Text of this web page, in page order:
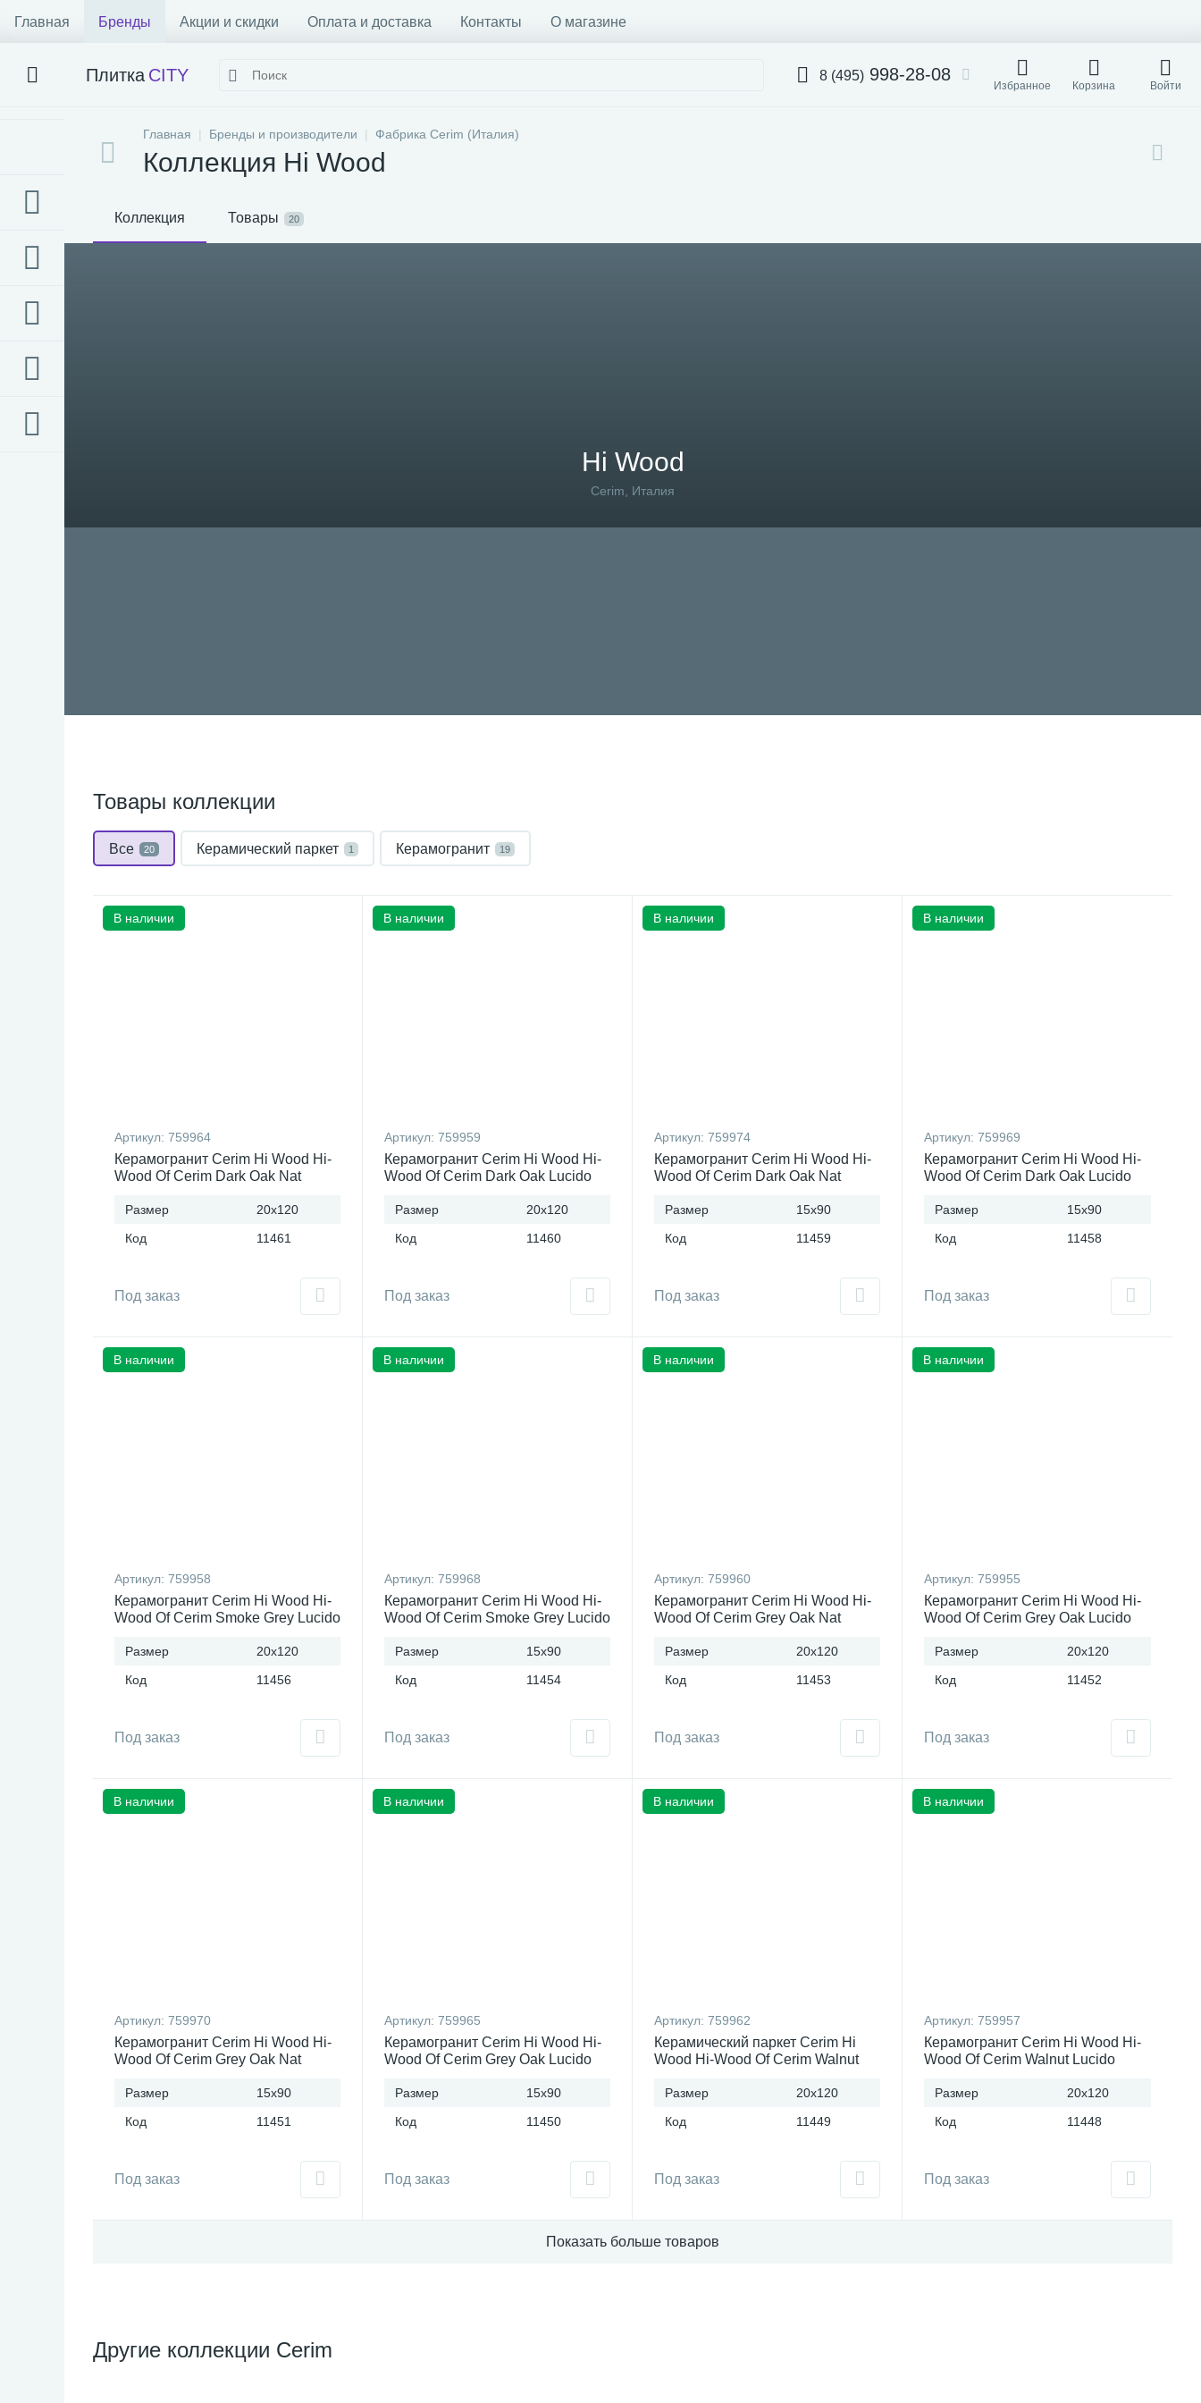
Главная Бренды Акции и скидки Оплата и доставка Контакты О магазине
Плитка CITY 8 (495) 998-28-08
Избранное Корзина Войти
Главная Бренды и производители Фабрика Cerim (Италия)
Коллекция Hi Wood
Коллекция Товары 20
Hi Wood
Cerim, Италия
Товары коллекции
Все 20 Керамический паркет 1 Керамогранит 19
В наличии
Артикул: 759964
Керамогранит Cerim Hi Wood Hi-
Wood Of Cerim Dark Oak Nat
Размер
20x120
Код
11461
Под заказ
В наличии
Артикул: 759959
Керамогранит Cerim Hi Wood Hi-
Wood Of Cerim Dark Oak Lucido
Размер
20x120
Код
11460
Под заказ
В наличии
Артикул: 759974
Керамогранит Cerim Hi Wood Hi-
Wood Of Cerim Dark Oak Nat
Размер
15x90
Код
11459
Под заказ
В наличии
Артикул: 759969
Керамогранит Cerim Hi Wood Hi-
Wood Of Cerim Dark Oak Lucido
Размер
15x90
Код
11458
Под заказ
В наличии
Артикул: 759958
Керамогранит Cerim Hi Wood Hi-
Wood Of Cerim Smoke Grey Lucido
Размер
20x120
Код
11456
Под заказ
В наличии
Артикул: 759968
Керамогранит Cerim Hi Wood Hi-
Wood Of Cerim Smoke Grey Lucido
Размер
15x90
Код
11454
Под заказ
В наличии
Артикул: 759960
Керамогранит Cerim Hi Wood Hi-
Wood Of Cerim Grey Oak Nat
Размер
20x120
Код
11453
Под заказ
В наличии
Артикул: 759955
Керамогранит Cerim Hi Wood Hi-
Wood Of Cerim Grey Oak Lucido
Размер
20x120
Код
11452
Под заказ
В наличии
Артикул: 759970
Керамогранит Cerim Hi Wood Hi-
Wood Of Cerim Grey Oak Nat
Размер
15x90
Код
11451
Под заказ
В наличии
Артикул: 759965
Керамогранит Cerim Hi Wood Hi-
Wood Of Cerim Grey Oak Lucido
Размер
15x90
Код
11450
Под заказ
В наличии
Артикул: 759962
Керамический паркет Cerim Hi
Wood Hi-Wood Of Cerim Walnut
Размер
20x120
Код
11449
Под заказ
В наличии
Артикул: 759957
Керамогранит Cerim Hi Wood Hi-
Wood Of Cerim Walnut Lucido
Размер
20x120
Код
11448
Под заказ
Показать больше товаров
Другие коллекции Cerim